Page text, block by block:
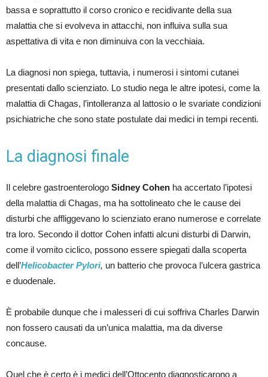
bassa e soprattutto il corso cronico e recidivante della sua
malattia che si evolveva in attacchi, non influiva sulla sua
aspettativa di vita e non diminuiva con la vecchiaia.
La diagnosi non spiega, tuttavia, i numerosi i sintomi cutanei
presentati dallo scienziato. Lo studio nega le altre ipotesi, come la
malattia di Chagas, l’intolleranza al lattosio o le svariate condizioni
psichiatriche che sono state postulate dai medici in tempi recenti.
La diagnosi finale
Il celebre gastroenterologo Sidney Cohen ha accertato l’ipotesi
della malattia di Chagas, ma ha sottolineato che le cause dei
disturbi che affliggevano lo scienziato erano numerose e correlate
tra loro. Secondo il dottor Cohen infatti alcuni disturbi di Darwin,
come il vomito ciclico, possono essere spiegati dalla scoperta
dell’Helicobacter Pylori, un batterio che provoca l’ulcera gastrica
e duodenale.
È probabile dunque che i malesseri di cui soffriva Charles Darwin
non fossero causati da un’unica malattia, ma da diverse
concause.
Quel che è certo è i medici dell’Ottocento diagnosticarono a